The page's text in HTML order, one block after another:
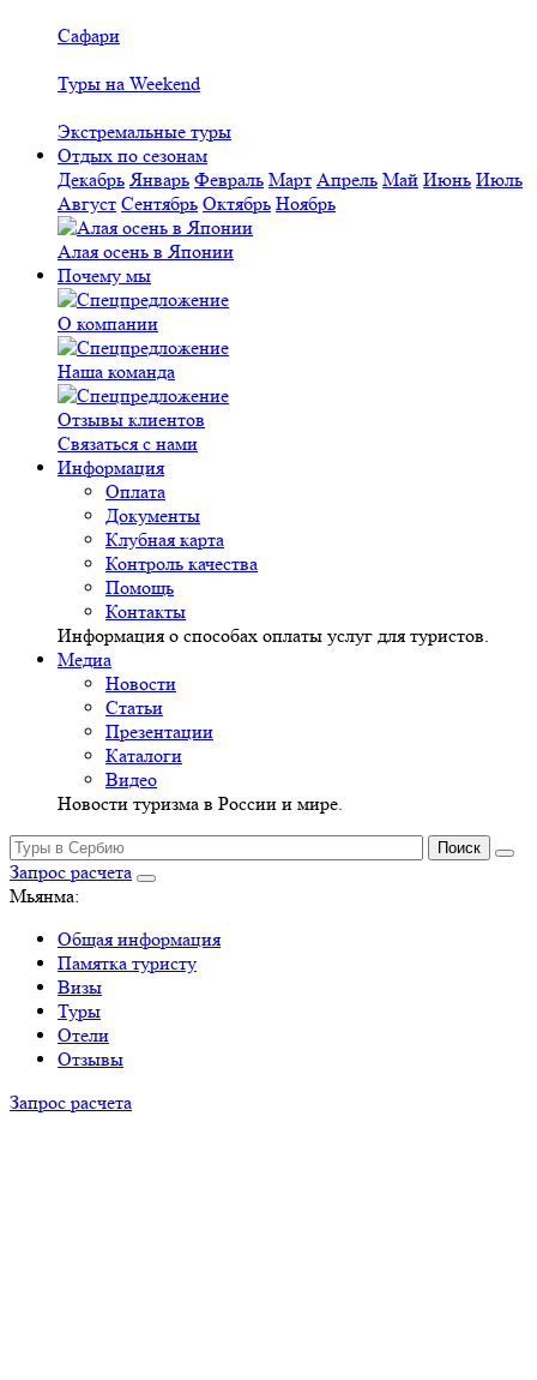
Сафари
Туры на Weekend
Экстремальные туры
Отдых по сезонам
Декабрь Январь Февраль Март Апрель Май Июнь Июль
Август Сентябрь Октябрь Ноябрь
Алая осень в Японии
Почему мы
О компании
Наша команда
Отзывы клиентов
Связаться с нами
Информация
Оплата
Документы
Клубная карта
Контроль качества
Помощь
Контакты
Информация о способах оплаты услуг для туристов.
Медиа
Новости
Статьи
Презентации
Каталоги
Видео
Новости туризма в России и мире.
Запрос расчета
Мьянма:
Общая информация
Памятка туристу
Визы
Туры
Отели
Отзывы
Запрос расчета